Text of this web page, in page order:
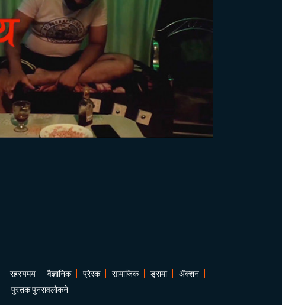
रहस्यमय वैज्ञानिक प्रेरक सामाजिक ड्रामा
अ‍ॅक्शन
पुस्तक पुनरावलोकने